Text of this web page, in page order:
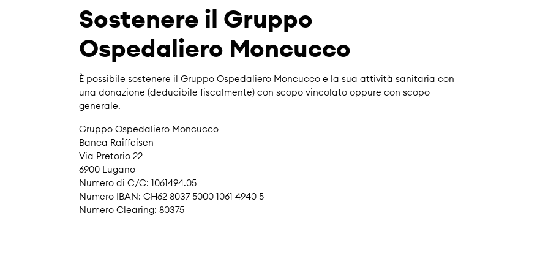
Sostenere il Gruppo
Ospedaliero Moncucco
È possibile sostenere il Gruppo Ospedaliero Moncucco e la sua attività sanitaria con
una donazione (deducibile fiscalmente) con scopo vincolato oppure con scopo
generale.
Gruppo Ospedaliero Moncucco
Banca Raiffeisen
Via Pretorio 22
6900 Lugano
Numero di C/C: 1061494.05
Numero IBAN: CH62 8037 5000 1061 4940 5
Numero Clearing: 80375